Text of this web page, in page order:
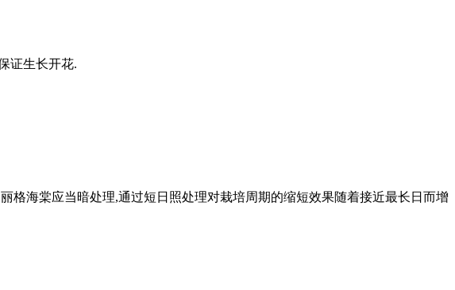
证生长开花.
格海棠应当暗处理,通过短日照处理对栽培周期的缩短效果随着接近最长日而增